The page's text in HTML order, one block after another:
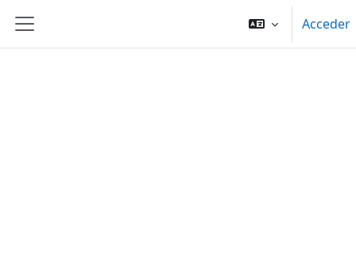
Panel lateral
Acceder